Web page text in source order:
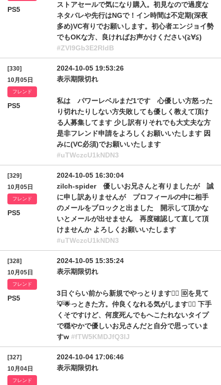
PS5
ストアセールで気になり購入。初見なので過度な
ネタバレや先行はNGで！イン時間は不定期(深夜
多め)VC有りでお願いします。初心者エンジョイ勢
でもOKな方、良ければお声かけください(≧∀≦)
#ZVl9Gb3E2RldB
[330]
10月05日
フレンド
PS5
2024-10-05 19:53:26
表示期限切れ
私は パワーレベルまだ1です 心優しい方怒った
り切れたりしない方失敗しても優しく教えて頂け
る人募集してます 少し訳有りそれでも大丈夫な方
是非フレンド申請をよろしくお願いいたします 因
みに(VC必須)でお願いいたします
#uTWczcU1kNDN3
[329]
10月05日
フレンド
PS5
2024-10-05 16:30:04
zilch-spider 優しいお兄さんと有りましたが 誠
に申し訳ありませんが プロフィールの中に相手
のメールをブロックと出ました 開示して頂かな
いとメールが出せません 再度確認して直して頂
けませんか よろしくお願いいたします
#uTWczcU1kNDN3
[328]
10月05日
フレンド
PS5
2024-10-05 15:35:24
表示期限切れ
3日ぐらい前から新規でやっとります🙋‍♂️ 🆔を見て
💡🌟っときた方。仲良くなれる気がします🙇‍♂️ 下手
くそですけど、何度死んでもへこたれないタイプ
で穏やかで優しいお兄さんだと自分で思っていま
すw #fTW5KMDJfQ3lJ
[327]
10月04日
フレンド
2024-10-04 17:06:46
表示期限切れ